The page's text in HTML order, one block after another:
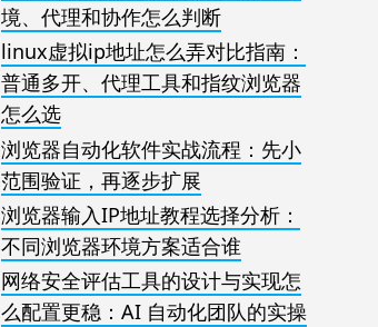
境、代理和协作怎么判断
linux虚拟ip地址怎么弄对比指南：
普通多开、代理工具和指纹浏览器
怎么选
浏览器自动化软件实战流程：先小
范围验证，再逐步扩展
浏览器输入IP地址教程选择分析：
不同浏览器环境方案适合谁
网络安全评估工具的设计与实现怎
么配置更稳：AI 自动化团队的实操